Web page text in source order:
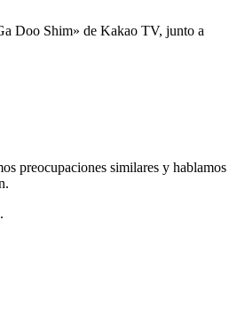
Doo Shim» de Kakao TV, junto a
preocupaciones similares y hablamos